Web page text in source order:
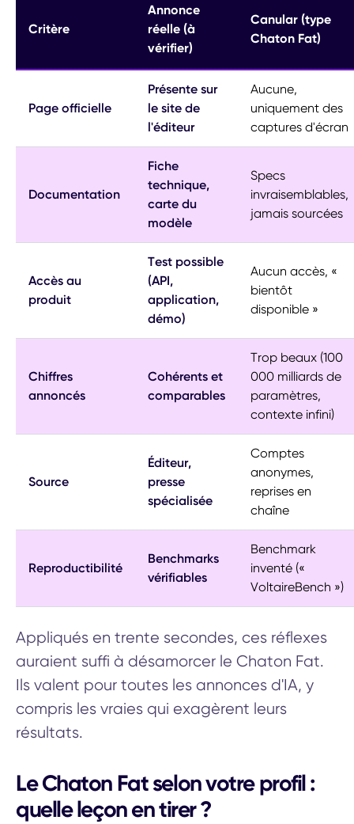
Critère
Annonce
réelle (à
vérifier)
Canular (type
Chaton Fat)
Page officielle
Présente sur
le site de
l'éditeur
Aucune,
uniquement des
captures d'écran
Documentation
Fiche
technique,
carte du
modèle
Specs
invraisemblables,
jamais sourcées
Accès au
produit
Test possible
(API,
application,
démo)
Aucun accès, «
bientôt
disponible »
Chiffres
annoncés
Cohérents et
comparables
Trop beaux (100
000 milliards de
paramètres,
contexte infini)
Source
Éditeur,
presse
spécialisée
Comptes
anonymes,
reprises en
chaîne
Reproductibilité
Benchmarks
vérifiables
Benchmark
inventé («
VoltaireBench »)
Appliqués en trente secondes, ces réflexes
auraient suffi à désamorcer le Chaton Fat.
Ils valent pour toutes les annonces d'IA, y
compris les vraies qui exagèrent leurs
résultats.
Le Chaton Fat selon votre profil :
quelle leçon en tirer ?